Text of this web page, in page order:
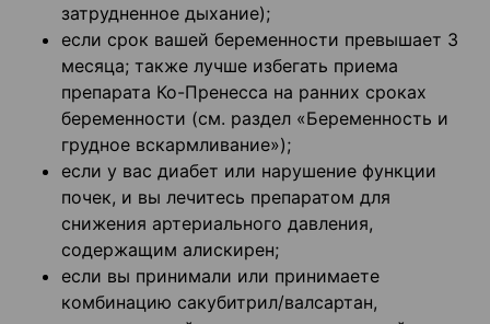
затрудненное дыхание);
если срок вашей беременности превышает 3
месяца; также лучше избегать приема
препарата Ко-Пренесса на ранних сроках
беременности (см. раздел «Беременность и
грудное вскармливание»);
если у вас диабет или нарушение функции
почек, и вы лечитесь препаратом для
снижения артериального давления,
содержащим алискирен;
если вы принимали или принимаете
комбинацию сакубитрил/валсартан,